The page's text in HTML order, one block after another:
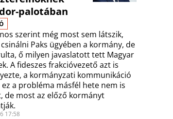
palotában
szerint még most sem látszik,
Paks ügyében a kormány, de
ő milyen javaslatott tett Magyar
A fideszes frakcióvezető azt is
a kormányzati kommunikáció
a probléma másfél hete nem is
de most az előző kormányt
17:58